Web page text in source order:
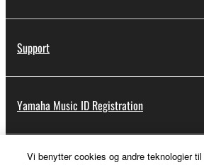
Support
Yamaha Music ID Registration
Vi benytter cookies og andre teknologier